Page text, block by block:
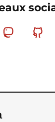
Mastodon